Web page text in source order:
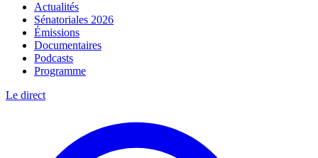
Actualités
Sénatoriales 2026
Émissions
Documentaires
Podcasts
Programme
Le direct